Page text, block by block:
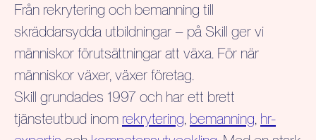
Från rekrytering och bemanning till
skräddarsydda utbildningar – på Skill ger vi
människor förutsättningar att växa. För när
människor växer, växer företag.
Skill grundades 1997 och har ett brett
tjänsteutbud inom rekrytering, bemanning, hr-